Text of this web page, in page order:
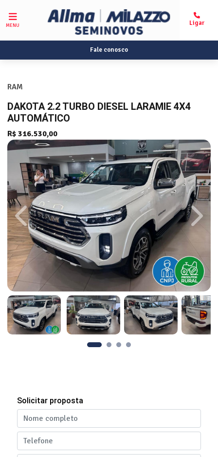
MENU
Fale conosco
RAM
DAKOTA 2.2 TURBO DIESEL LARAMIE 4X4
AUTOMÁTICO
R$ 316.530,00
Previous Next
Solicitar proposta